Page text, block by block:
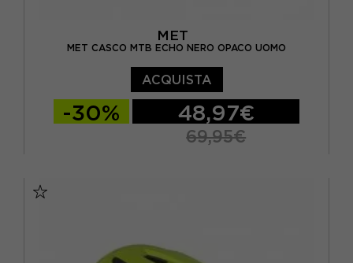
MET
MET CASCO MTB ECHO NERO OPACO UOMO
ACQUISTA
-30% 48,97€
69,95€